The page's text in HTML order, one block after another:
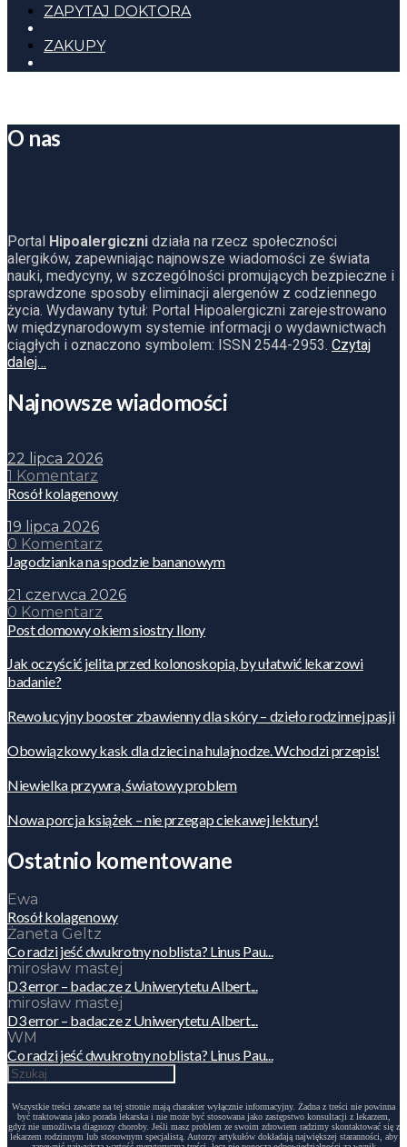
ZAPYTAJ DOKTORA
ZAKUPY
O nas
Portal Hipoalergiczni działa na rzecz społeczności
alergików, zapewniając najnowsze wiadomości ze świata
nauki, medycyny, w szczególności promujących bezpieczne i
sprawdzone sposoby eliminacji alergenów z codziennego
życia. Wydawany tytuł: Portal Hipoalergiczni zarejestrowano
w międzynarodowym systemie informacji o wydawnictwach
ciągłych i oznaczono symbolem: ISSN 2544-2953. Czytaj
dalej…
Najnowsze wiadomości
22 lipca 2026
1 Komentarz
Rosół kolagenowy
19 lipca 2026
0 Komentarz
Jagodzianka na spodzie bananowym
21 czerwca 2026
0 Komentarz
Post domowy okiem siostry Ilony
Jak oczyścić jelita przed kolonoskopią, by ułatwić lekarzowi
badanie?
Rewolucyjny booster zbawienny dla skóry – dzieło rodzinnej pasji
Obowiązkowy kask dla dzieci na hulajnodze. Wchodzi przepis!
Niewielka przywra, światowy problem
Nowa porcja książek – nie przegap ciekawej lektury!
Ostatnio komentowane
Ewa
Rosół kolagenowy
Żaneta Geltz
Co radzi jeść dwukrotny noblista? Linus Pau...
mirosław mastej
D3 error – badacze z Uniwerytetu Albert...
mirosław mastej
D3 error – badacze z Uniwerytetu Albert...
WM
Co radzi jeść dwukrotny noblista? Linus Pau...
Wszystkie treści zawarte na tej stronie mają charakter wyłącznie informacyjny. Żadna z treści nie powinna
być traktowana jako porada lekarska i nie może być stosowana jako zastępstwo konsultacji z lekarzem,
gdyż nie umożliwia diagnozy choroby. Jeśli masz problem ze swoim zdrowiem radzimy skontaktować się z
lekarzem rodzinnym lub stosownym specjalistą. Autorzy artykułów dokładają największej staranności, aby